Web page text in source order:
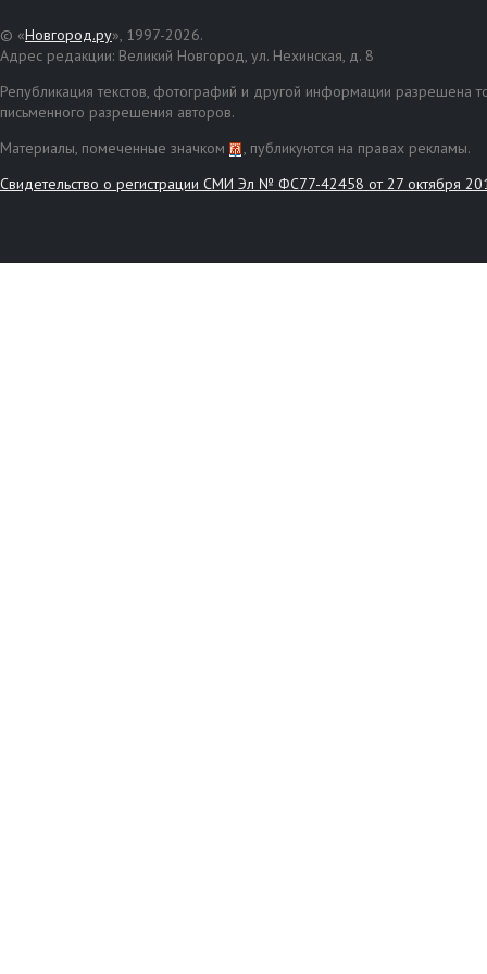
© «Новгород.ру», 1997-2026.
Адрес редакции: Великий Новгород, ул. Нехинская, д. 8
Републикация текстов, фотографий и другой информации разрешена
письменного разрешения авторов.
Материалы, помеченные значком
, публикуются на правах рекламы.
Свидетельство о регистрации СМИ Эл № ФС77-42458 от 27 октября